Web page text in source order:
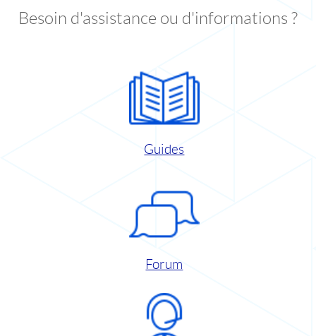
Besoin d'assistance ou d'informations ?
Guides
Forum